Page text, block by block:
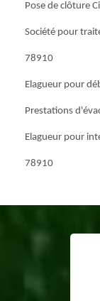
Pose de clôture
Société pour
78910
Elagueur pour
Prestations
Elagueur pour
78910